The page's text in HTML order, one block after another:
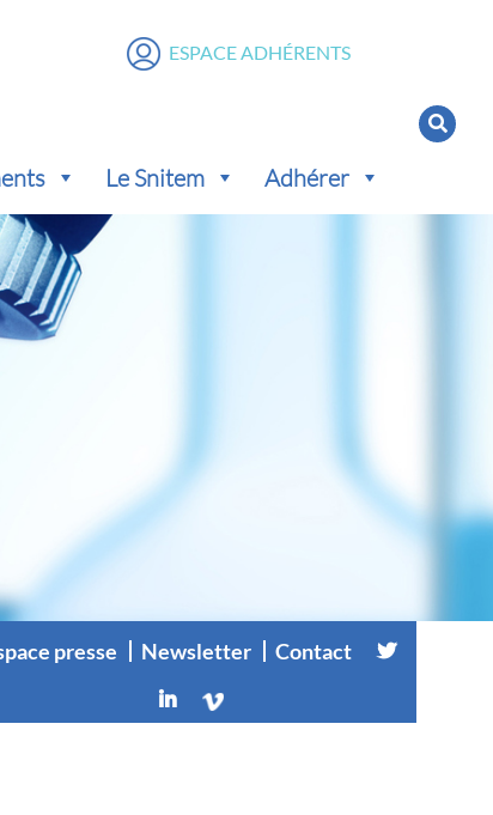
Le Snitem Adhérer
ESPACE ADHÉRENTS
presse Newsletter Contact